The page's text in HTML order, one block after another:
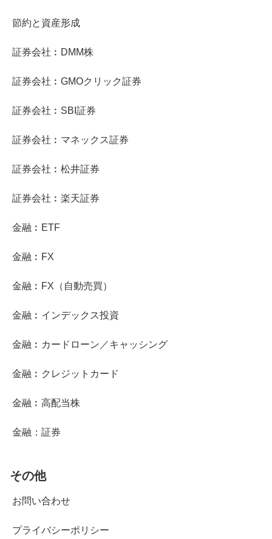
節約と資産形成
証券会社︰DMM株
証券会社︰GMOクリック証券
証券会社︰SBI証券
証券会社︰マネックス証券
証券会社︰松井証券
証券会社︰楽天証券
金融︰ETF
金融︰FX
金融︰FX（自動売買）
金融︰インデックス投資
金融︰カードローン／キャッシング
金融︰クレジットカード
金融︰高配当株
金融：証券
その他
お問い合わせ
プライバシーポリシー